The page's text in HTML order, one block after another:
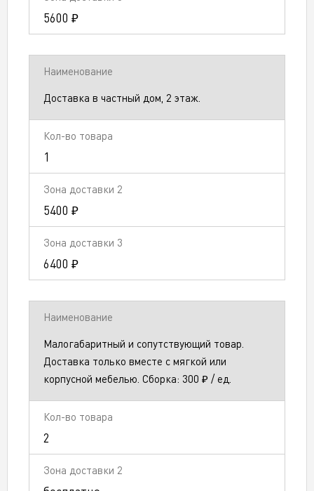
5600 ₽
Доставка в частный дом, 2 этаж.
1
5400 ₽
6400 ₽
Малогабаритный и сопутствующий товар.
Доставка только вместе с мягкой или
корпусной мебелью. Сборка: 300 ₽ / ед.
2